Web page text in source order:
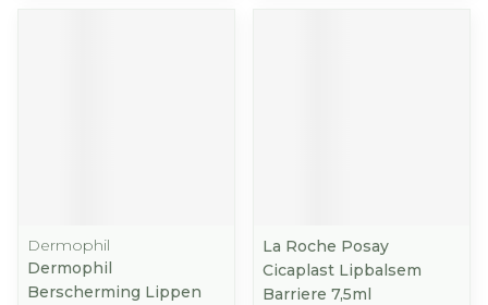
Dermophil
Dermophil
Berscherming Lippen
La Roche Posay
Cicaplast Lipbalsem
Barriere 7,5ml